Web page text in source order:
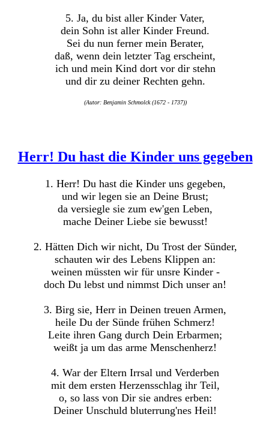
5. Ja, du bist aller Kinder Vater,
dein Sohn ist aller Kinder Freund.
Sei du nun ferner mein Berater,
daß, wenn dein letzter Tag erscheint,
ich und mein Kind dort vor dir stehn
und dir zu deiner Rechten gehn.
(Autor: Benjamin Schmolck (1672 - 1737))
Herr! Du hast die Kinder uns gegeben
1. Herr! Du hast die Kinder uns gegeben,
und wir legen sie an Deine Brust;
da versiegle sie zum ew'gen Leben,
mache Deiner Liebe sie bewusst!
2. Hätten Dich wir nicht, Du Trost der Sünder,
schauten wir des Lebens Klippen an:
weinen müssten wir für unsre Kinder -
doch Du lebst und nimmst Dich unser an!
3. Birg sie, Herr in Deinen treuen Armen,
heile Du der Sünde frühen Schmerz!
Leite ihren Gang durch Dein Erbarmen;
weißt ja um das arme Menschenherz!
4. War der Eltern Irrsal und Verderben
mit dem ersten Herzensschlag ihr Teil,
o, so lass von Dir sie andres erben:
Deiner Unschuld bluterrung'nes Heil!